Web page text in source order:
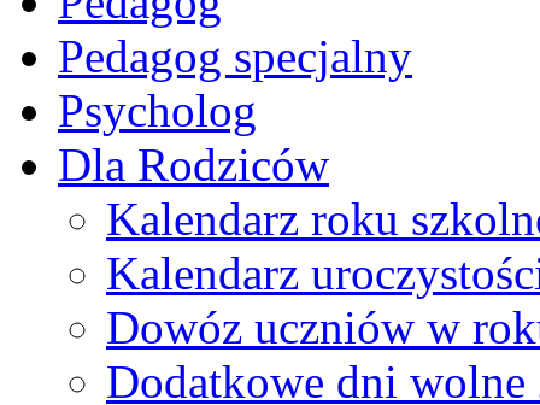
Pedagog specjalny
Psycholog
Dla Rodziców
Kalendarz roku
Kalendarz
Dowóz uczniów w
Dodatkowe dni wolne